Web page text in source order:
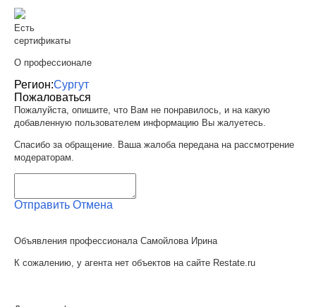
Есть
сертификаты
О профессионале
Регион:Сургут
Пожаловаться
Пожалуйста, опишите, что Вам не понравилось, и на какую
добавленную пользователем информацию Вы жалуетесь.
Спасибо за обращение. Ваша жалоба передана на рассмотрение
модераторам.
Отправить Отмена
Объявления профессионала Самойлова Ирина
К сожалению, у агента нет объектов на сайте Restate.ru